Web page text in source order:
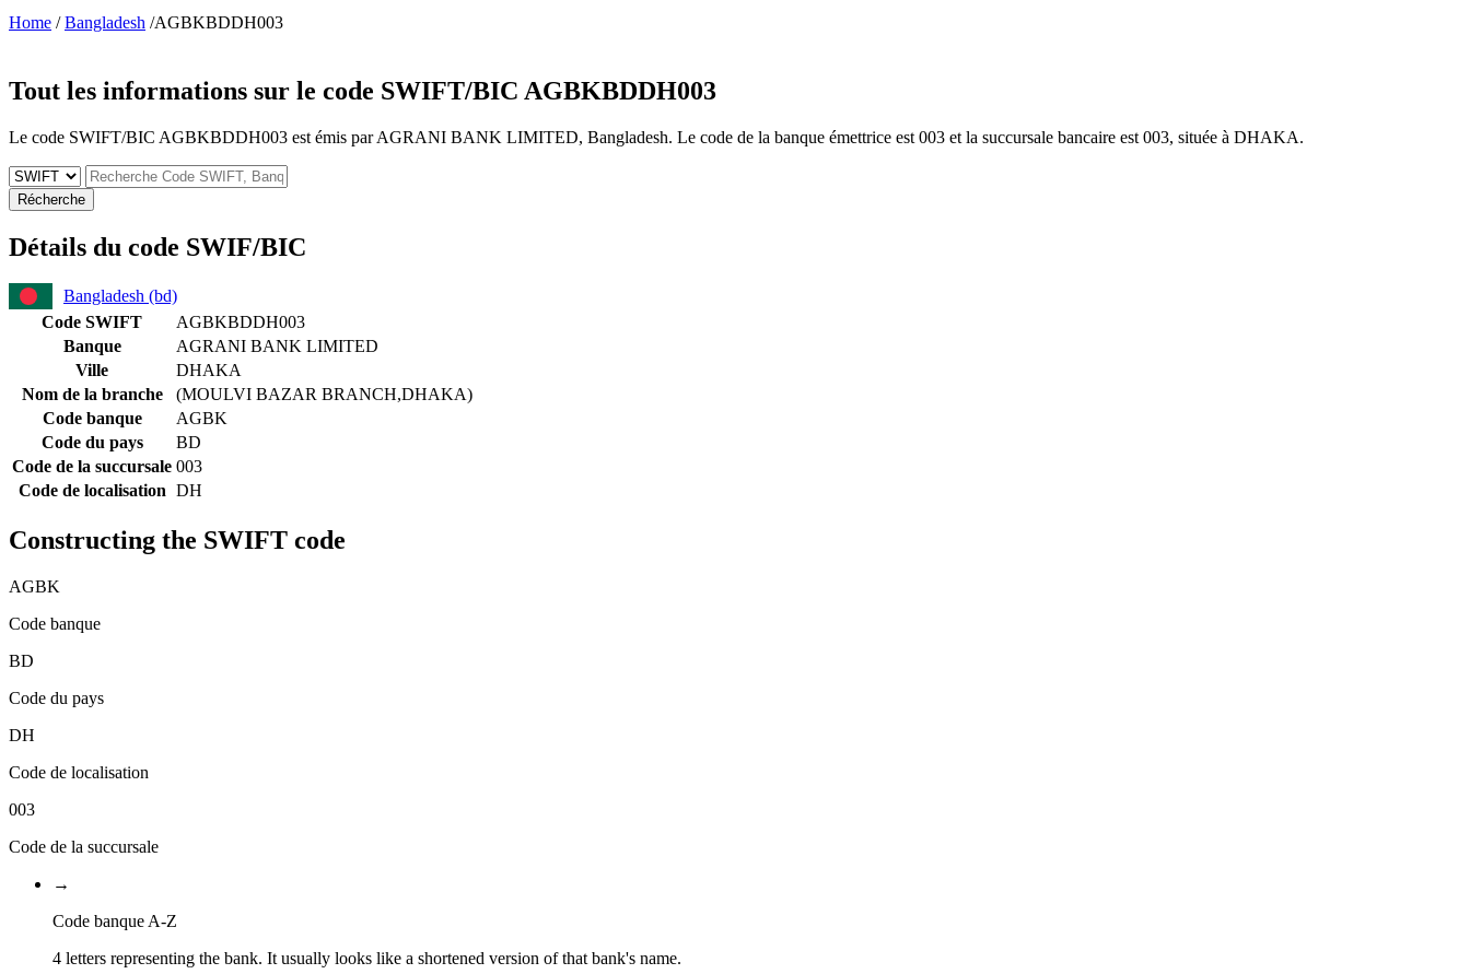
Home /Bangladesh /AGBKBDDH003
Tout les informations sur le code SWIFT/BIC AGBKBDDH003
Le code SWIFT/BIC AGBKBDDH003 est émis par AGRANI BANK LIMITED, Bangladesh. Le code de la banque émettrice est 003 et la succursale bancaire est 003, située à DHAKA.
Récherche
Détails du code SWIF/BIC
Bangladesh (bd)
Code SWIFT
AGBKBDDH003
Banque
AGRANI BANK LIMITED
Ville
DHAKA
Nom de la branche
(MOULVI BAZAR BRANCH,DHAKA)
Code banque
AGBK
Code du pays
BD
Code de la succursale 003
Code de localisation DH
Constructing the SWIFT code
AGBK
Code banque
BD
Code du pays
DH
Code de localisation
003
Code de la succursale
→
Code banque A-Z
4 letters representing the bank. It usually looks like a shortened version of that bank's name.